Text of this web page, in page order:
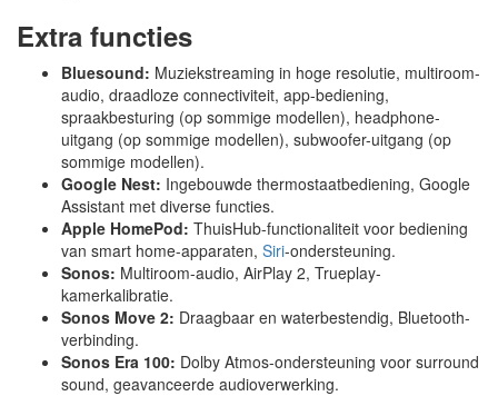
Extra functies
Bluesound: Muziekstreaming in hoge resolutie, multiroom-
audio, draadloze connectiviteit, app-bediening,
spraakbesturing (op sommige modellen), headphone-
uitgang (op sommige modellen), subwoofer-uitgang (op
sommige modellen).
Google Nest: Ingebouwde thermostaatbediening, Google
Assistant met diverse functies.
Apple HomePod: ThuisHub-functionaliteit voor bediening
van smart home-apparaten, Siri-ondersteuning.
Sonos: Multiroom-audio, AirPlay 2, Trueplay-
kamerkalibratie.
Sonos Move 2: Draagbaar en waterbestendig, Bluetooth-
verbinding.
Sonos Era 100: Dolby Atmos-ondersteuning voor surround
sound, geavanceerde audioverwerking.